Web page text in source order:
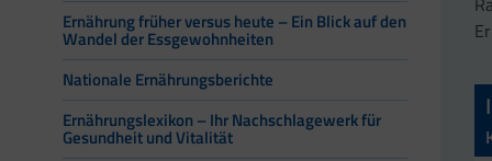
Ernährung früher versus heute – Ein Blick auf den
Wandel der Essgewohnheiten
Nationale Ernährungsberichte
Ernährungslexikon – Ihr Nachschlagewerk für
Gesundheit und Vitalität